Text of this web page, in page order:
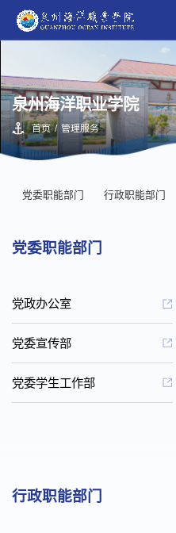
泉州海洋职业学院
首页 / 管理服务
党委职能部门 行政职能部门
党委职能部门
党政办公室
党委宣传部
党委学生工作部
行政职能部门